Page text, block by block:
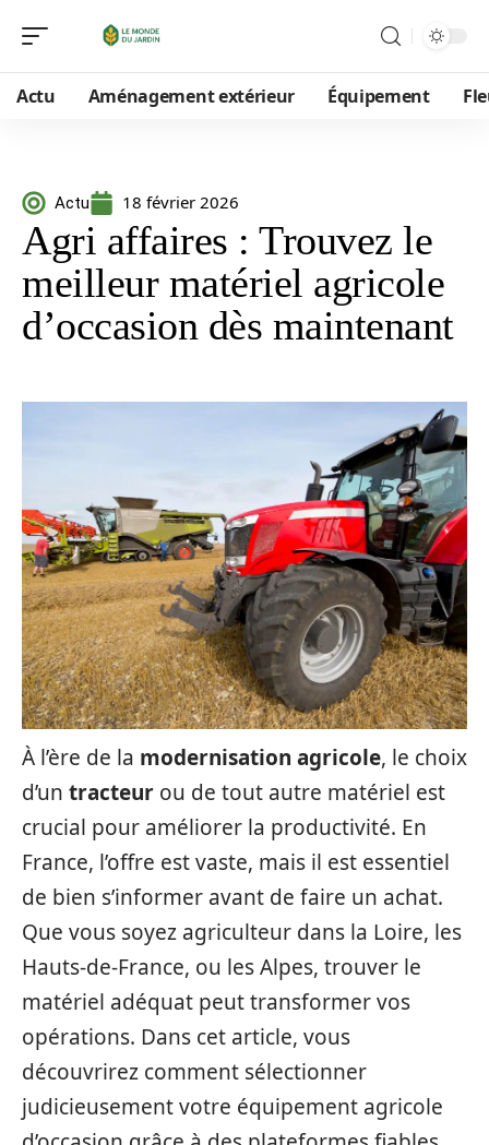
Actu Aménagement extérieur Équipement
Actu 18 février 2026
Agri affaires : Trouvez le
meilleur matériel agricole
d’occasion dès maintenant
À l’ère de la modernisation agricole, le choix
d’un tracteur ou de tout autre matériel est
crucial pour améliorer la productivité. En
France, l’offre est vaste, mais il est essentiel
de bien s’informer avant de faire un achat.
Que vous soyez agriculteur dans la Loire, les
Hauts-de-France, ou les Alpes, trouver le
matériel adéquat peut transformer vos
opérations. Dans cet article, vous
découvrirez comment sélectionner
judicieusement votre équipement agricole